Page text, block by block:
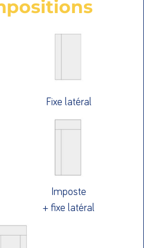
Fixe latéral
Imposte
+ fixe latéral